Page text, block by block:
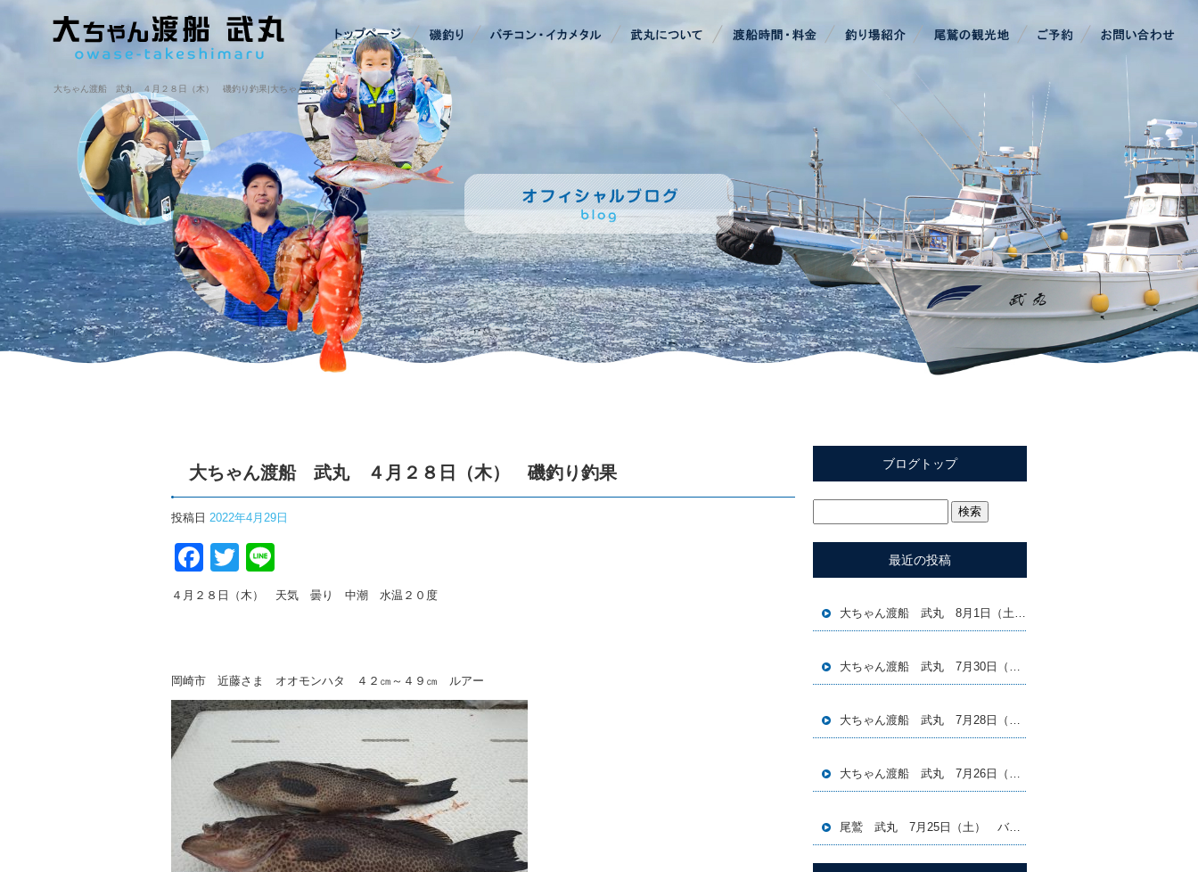
大ちゃん渡船 武丸 ４月２８日（木） 磯釣り釣果|大ちゃん渡船・武丸
大ちゃん渡船 武丸 ４月２８日（木） 磯釣り釣果
投稿日 2022年4月29日
Facebook
Twitter
４月２８日（木） 天気 曇り 中潮 水温２０度
岡崎市 近藤さま オオモンハタ ４２㎝～４９㎝ ルアー
ブログトップ
最近の投稿
大ちゃん渡船 武丸 8月1日（土）磯釣り釣果
大ちゃん渡船 武丸 7月30日（木）磯釣り釣果
大ちゃん渡船 武丸 7月28日（火）磯釣り釣果
大ちゃん渡船 武丸 7月26日（日）磯釣り釣果
尾鷲 武丸 7月25日（土） バチコン＆イカメタル便